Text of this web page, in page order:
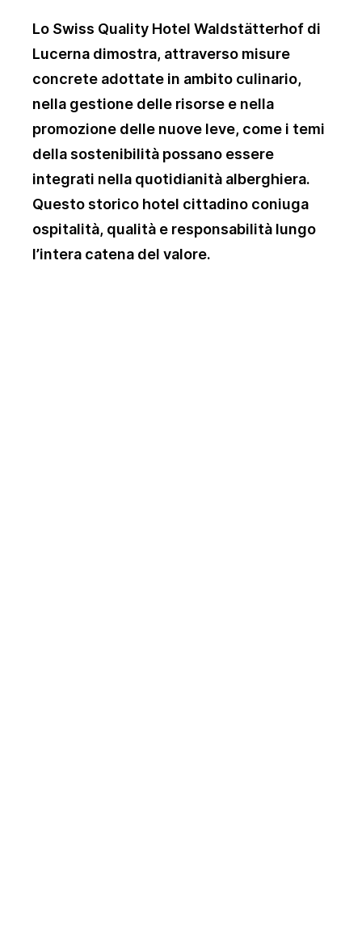
Lo Swiss Quality Hotel Waldstätterhof di
Lucerna dimostra, attraverso misure
concrete adottate in ambito culinario,
nella gestione delle risorse e nella
promozione delle nuove leve, come i temi
della sostenibilità possano essere
integrati nella quotidianità alberghiera.
Questo storico hotel cittadino coniuga
ospitalità, qualità e responsabilità lungo
l’intera catena del valore.